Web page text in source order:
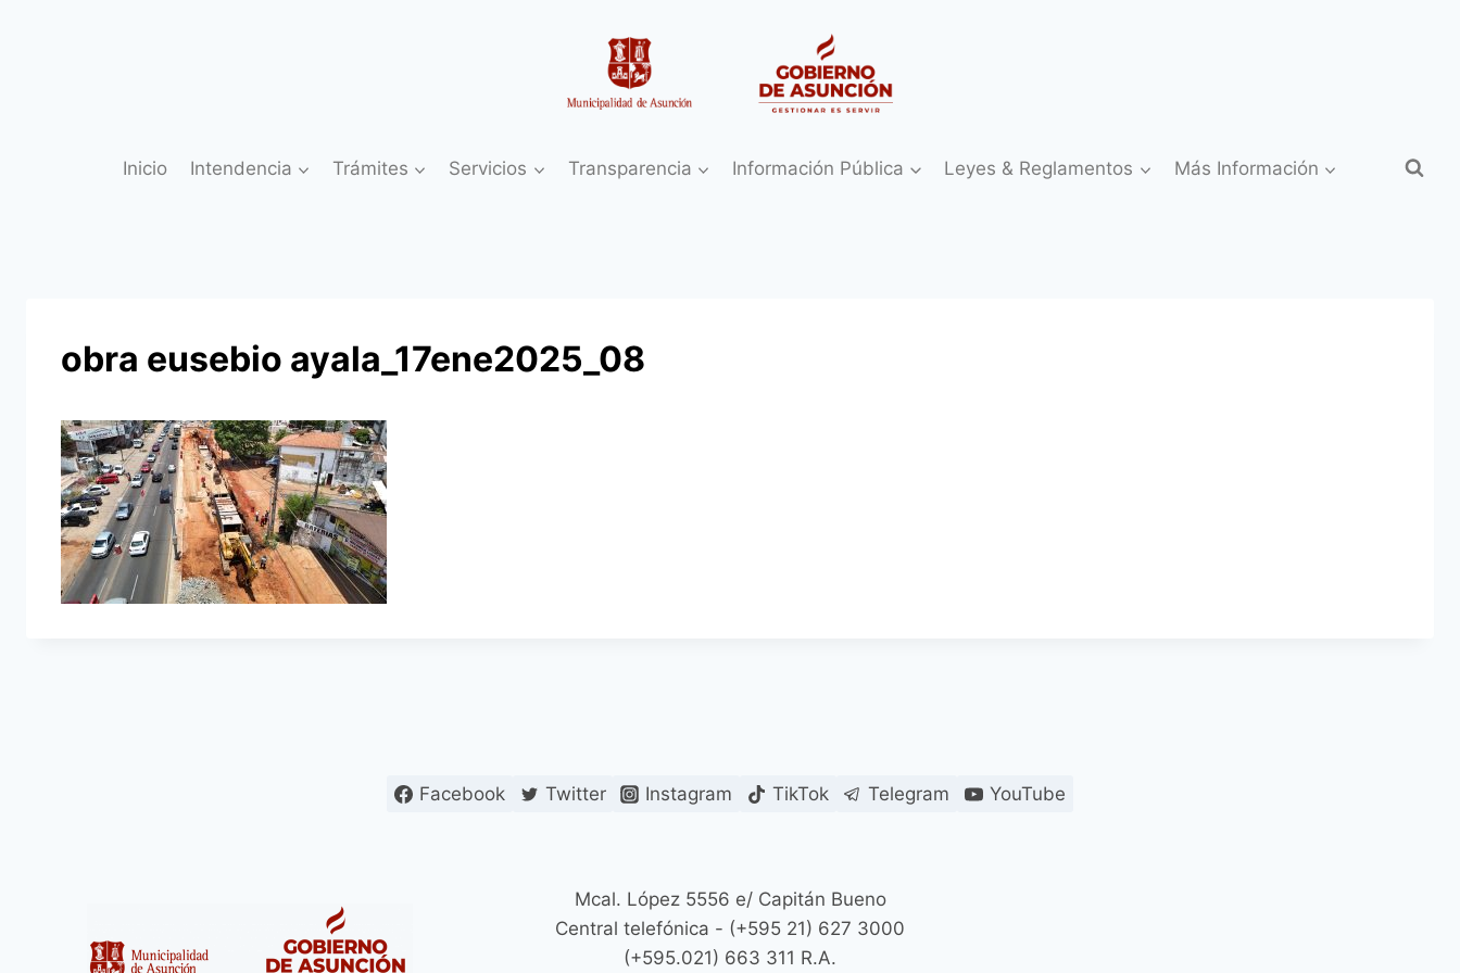
Inicio Intendencia Trámites Servicios Transparencia Información Pública Leyes & Reglamentos Más Información
obra eusebio ayala_17ene2025_08
Facebook Twitter Instagram TikTok Telegram YouTube
Mcal. López 5556 e/ Capitán Bueno
Central telefónica - (+595 21) 627 3000
(+595.021) 663 311 R.A.